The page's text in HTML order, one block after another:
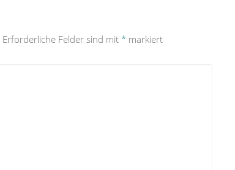
Erforderliche Felder sind mit *markiert